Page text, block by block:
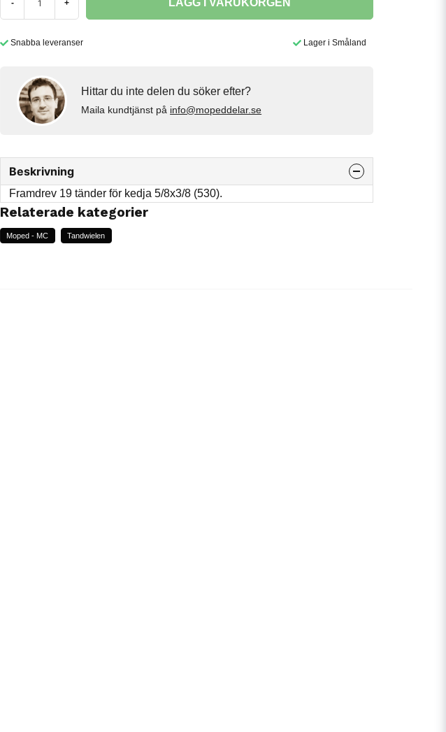
- + LÄGG I VARUKORGEN
Snabba leveranser Lager i Småland
Hittar du inte delen du söker efter?
Maila kundtjänst på info@mopeddelar.se
Beskrivning
Framdrev 19 tänder för kedja 5/8x3/8 (530).
Relaterade kategorier
Moped - MC Tandwielen